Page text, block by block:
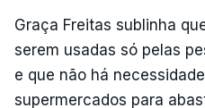
Graça Freitas sublinha
serem usadas só pelas
e que não há
supermercados para